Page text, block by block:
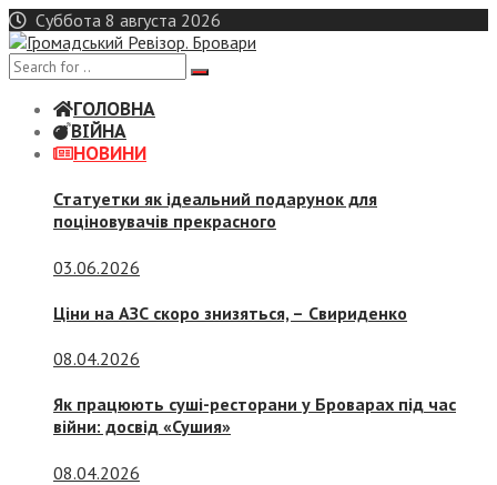
Skip
to
content
Суббота 8 августа 2026
ГОЛОВНА
ВІЙНА
НОВИНИ
Статуетки як ідеальний подарунок для
поціновувачів прекрасного
03.06.2026
Ціни на АЗС скоро знизяться, – Свириденко
08.04.2026
Як працюють суші-ресторани у Броварах під час
війни: досвід «Сушия»
08.04.2026